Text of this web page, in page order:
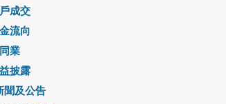
成交
流向
業
披露
聞及公告